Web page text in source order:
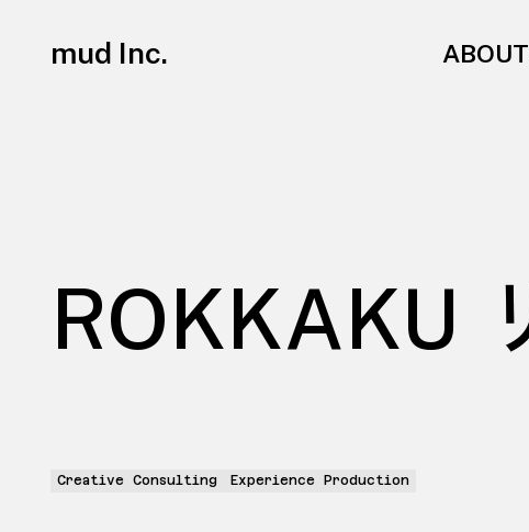
mud Inc. ABOUT
ROKKAKU
Creative Consulting Experience Production